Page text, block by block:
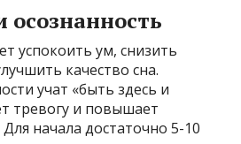
успокоить ум, снизить
качество сна.
учат «быть здесь и
тревогу и повышает
начала достаточно 5-10